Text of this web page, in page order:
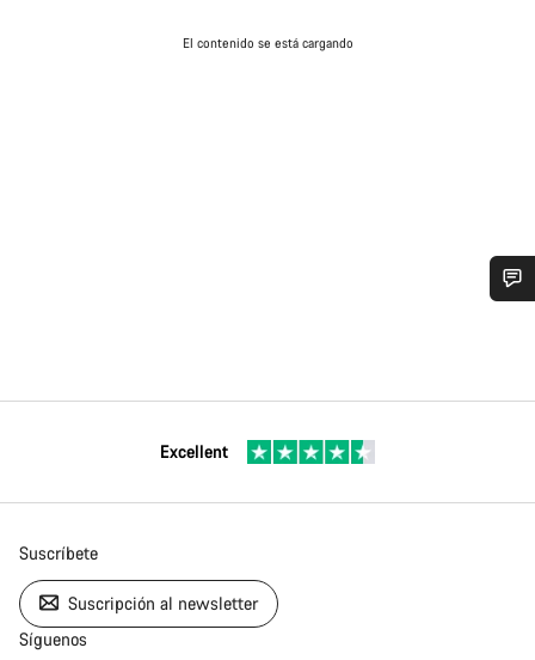
El contenido se está cargando
Excellent
Suscríbete
Suscripción al newsletter
Síguenos